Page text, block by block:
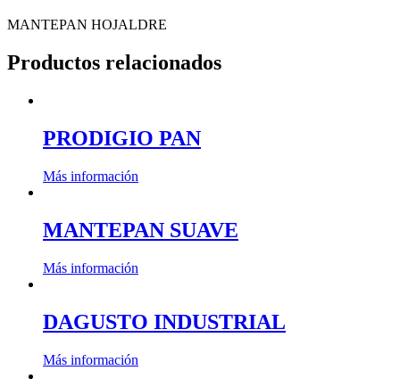
MANTEPAN HOJALDRE
Productos relacionados
PRODIGIO PAN
Más información
MANTEPAN SUAVE
Más información
DAGUSTO INDUSTRIAL
Más información